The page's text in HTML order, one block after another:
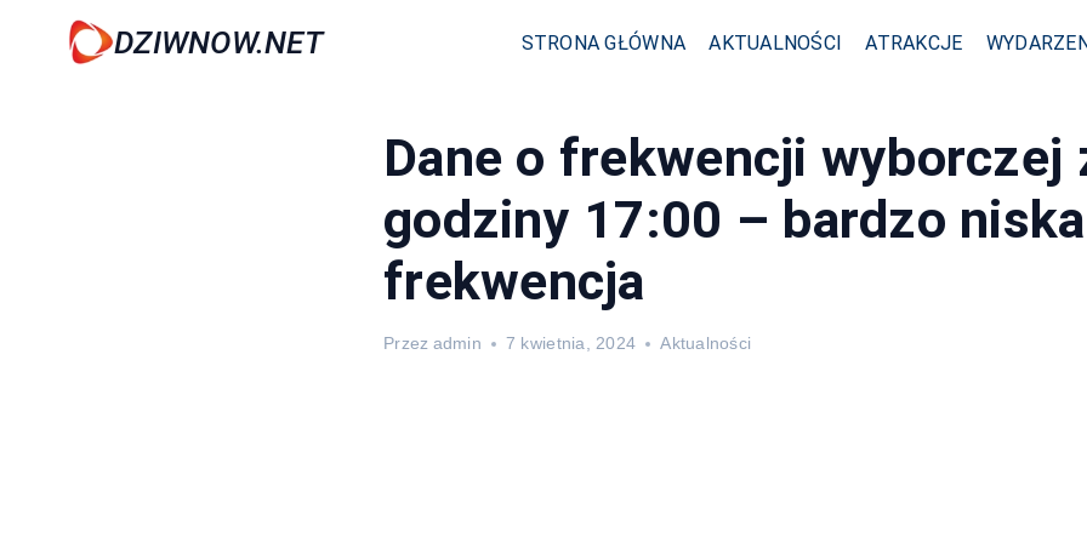
Przejdź
DZIWNOW.NET STRONA GŁÓWNA AKTUALNOŚCI ATRAKCJE
Dane o frekwencji wyborczej
godziny 17:00 – bardzo niska
frekwencja
Przez admin 7 kwietnia, 2024 Aktualności